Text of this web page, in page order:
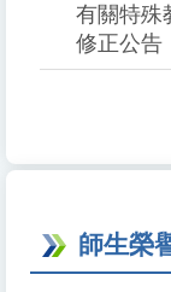
有關特殊
修正公告
師生榮